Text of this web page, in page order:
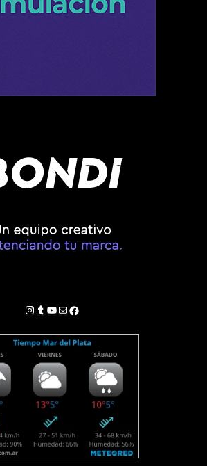
Instagram
Tumblr
YouTube
Correo electrónico
Facebook